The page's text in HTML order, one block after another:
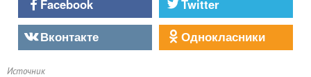
Facebook
Twitter
Вконтакте
Однокласники
Источник